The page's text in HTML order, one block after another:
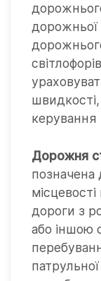
дорожньої
світлофорів
керування
Дорожня
дороги з
або іншою